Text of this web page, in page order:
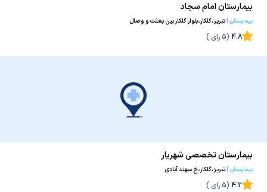
بیمارستان امام سجاد
بیمارستان |تبریز،گلکار،بلوار گلکار بین بعثت و وصال
4.8
(
5رای )
بیمارستان تخصصی شهریار
بیمارستان |تبریز،گلکار،خ سهند آبادی
4.2
(
5رای )